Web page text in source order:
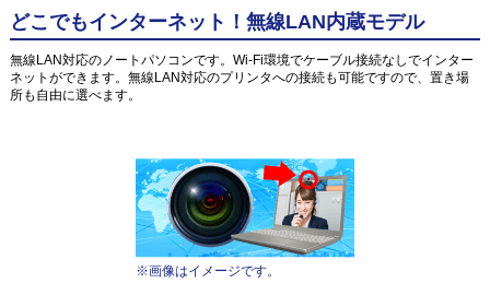
どこでもインターネット！無線LAN内蔵モデル
無線LAN対応のノートパソコンです。Wi-Fi環境でケーブル接続なしでインター
ネットができます。無線LAN対応のプリンタへの接続も可能ですので、置き場
所も自由に選べます。
※画像はイメージです。